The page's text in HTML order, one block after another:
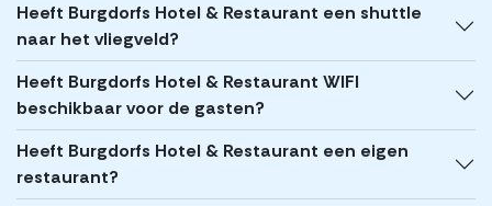
Heeft Burgdorfs Hotel & Restaurant een shuttle
naar het vliegveld?
Heeft Burgdorfs Hotel & Restaurant WIFI
beschikbaar voor de gasten?
Heeft Burgdorfs Hotel & Restaurant een eigen
restaurant?